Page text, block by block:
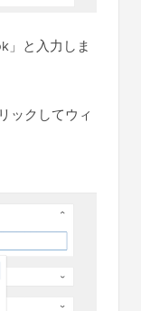
」と入力しま
ックしてウィ